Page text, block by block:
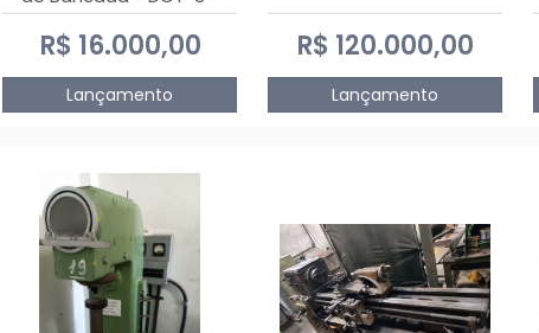
Usada
R$ 16.000,00
Lançamento
R$ 120.000,00
Lançamento